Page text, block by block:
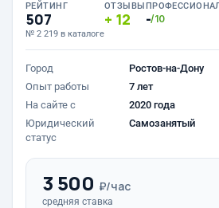
РЕЙТИНГ
507
№ 2 219 в каталоге
ОТЗЫВЫ
12 -/10
Город
Ростов-на-Дону
Опыт работы
7 лет
На сайте с
2020 года
Юридический
статус
Самозанятый
3 500 ₽/час
средняя ставка